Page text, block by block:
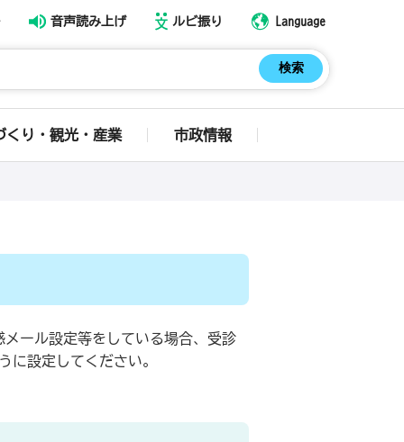
音声読み上げ ルビ振り Language
くり・観光・産業 市政情報
ール設定等をしている場合、受診
に設定してください。